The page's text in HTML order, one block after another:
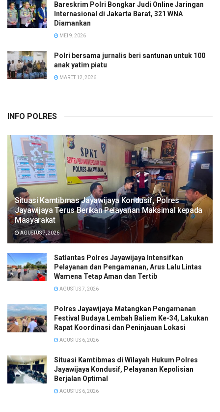
Bareskrim Polri Bongkar Judi Online Jaringan
Internasional di Jakarta Barat, 321 WNA
Diamankan
MEI 9, 2026
Polri bersama jurnalis beri santunan untuk 100
anak yatim piatu
MARET 12, 2026
INFO POLRES
Situasi Kamtibmas Jayawijaya Kondusif, Polres
Jayawijaya Terus Berikan Pelayanan Maksimal kepada
Masyarakat
AGUSTUS 7, 2026
Satlantas Polres Jayawijaya Intensifkan
Pelayanan dan Pengamanan, Arus Lalu Lintas
Wamena Tetap Aman dan Tertib
AGUSTUS 7, 2026
Polres Jayawijaya Matangkan Pengamanan
Festival Budaya Lembah Baliem Ke-34, Lakukan
Rapat Koordinasi dan Peninjauan Lokasi
AGUSTUS 6, 2026
Situasi Kamtibmas di Wilayah Hukum Polres
Jayawijaya Kondusif, Pelayanan Kepolisian
Berjalan Optimal
AGUSTUS 6, 2026